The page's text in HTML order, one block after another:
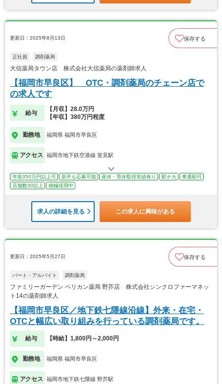
更新日：2025年8月13日 保存する
正社員 調剤薬局
大信薬局タウン店 株式会社大信薬局の薬剤師求人
【福岡市早良区】 OTC・調剤薬局のチェーン店で
の求人です
給与
【月収】28.0万円
【年収】380万円程度
勤務地 福岡県 福岡市早良区
アクセス 福岡市地下鉄空港線 室見駅
年収350万円以上可 新卒も応募可能 産休・育休取得実績有り 駅チカ
車通勤可
店舗数30以上
積極採用中
求人の詳細を見る この求人に興味がある
更新日：2025年5月27日 保存する
パート・アルバイト 調剤薬局
ファミリーガーデン ペリカン薬局 野芥店 株式会社シンクロファーマネッ
ト14の薬剤師求人
【福岡市早良区／地下鉄七隈線沿線】外来・在宅・
OTCと幅広い取り組みを行っている調剤薬局です。
給与 【時給】1,800円～2,000円
勤務地 福岡県 福岡市早良区
アクセス 福岡市地下鉄七隈線 野芥駅